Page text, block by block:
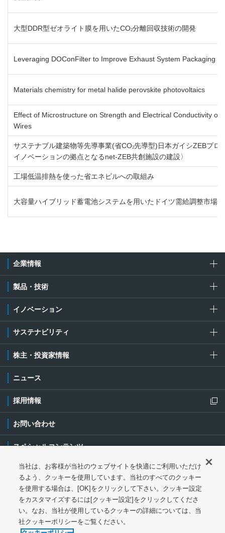
大型DDR型ゼオライト膜を用いたCO2分離回収技術の開発
Leveraging DOConFilter to Improve Exhaust System Packaging
Materials chemistry for metal halide perovskite photovoltaics
Effect of Microstructure on Strength and Electrical Conductivity of
Wires
サステナブル建築物等先導事業(省CO2先導型)日本ガイシZEBプロ
イノベーションの拠点となるnet‐ZEB共創施設の建設〉
工場低温排熱を使った省エネビルへの取組み
大容量ハイブリッド蓄電池システムを用いたドイツ需給調整市場
企業情報
製品・技術
イノベーション
サステナビリティ
株主・投資家情報
ニュース
採用情報
新規ウィンドウを開きます
お問い合わせ
スペシャルコンテンツ
ご利用条件・ご注意 プライバシーポリシー
新規ウィンドウを開き
ソーシャルメディアポリシー クッキーポリシー
特定個人情報等の基本方針 ウェブアクセシビリティ対応
当社は、お客様が当社のウェブサイトを快適にご利用いただけ
るよう、クッキーを使用しています。当社のすべてのクッキー
を使用する場合は、[OK]をクリックして下さい。クッキー設定
をカスタマイズするには[クッキー設定]をクリックしてくださ
い。なお、当社が使用しているクッキーの詳細については、当
社クッキーポリシーをご覧ください。